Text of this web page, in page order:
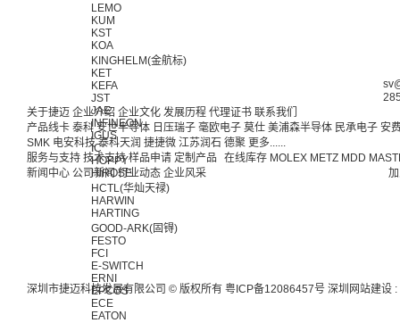
LEMO
KUM
KST
KOA
KINGHELM(金航标)
KET
KEFA
JST
JAE
INFINEON
IGUS
IC
HOPPY
HIROSE
HCTL(华灿天禄)
HARWIN
HARTING
GOOD-ARK(固锝)
FESTO
FCI
E-SWITCH
ERNI
EPCOS
ECE
EATON
关于捷迈 企业介绍 企业文化 发展历程 代理证书 联系我们
产品线卡 泰科 安世半导体 日压瑞子 毫欧电子 莫仕 美浦森半导体 民承电子 安
SMK 电安科技 泰科天润 捷捷微 江苏润石 德聚 更多......
服务与支持 技术支持 样品申请 定制产品 在线库存 MOLEX METZ MDD
新闻中心 公司新闻 行业动态 企业风采
深圳市捷迈科技发展有限公司 © 版权所有 粤ICP备12086457号 深圳网站建设 :